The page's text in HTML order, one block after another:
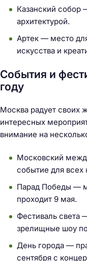
Казанский собор
архитектурой.
Артек — место
искусства и
События и
году
Москва радует своих
интересных
внимание на
Московский
событие для всех
Парад Победы —
проходит 9 мая.
Фестиваль света
зрелищные шоу
День города —
сентября с